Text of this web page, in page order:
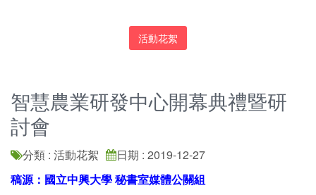
活動花絮
智慧農業研發中心開幕典禮暨研
討會
分類 : 活動花絮
日期 : 2019-12-27
稿源：國立中興大學 秘書室媒體公關組